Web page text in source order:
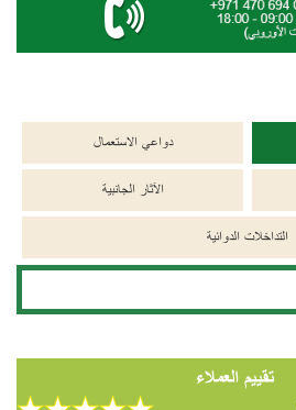
دواعي الاستعمال
الآثار الجانبية
التداخلات الدوائية
تقييم العملاء